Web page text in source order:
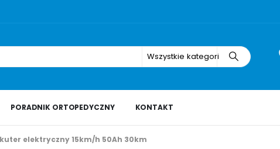
Wszystkie kategorie
PORADNIK ORTOPEDYCZNY KONTAKT
Skuter elektryczny 15km/h 50Ah 30km